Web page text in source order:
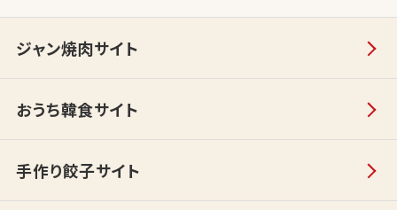
ジャン焼肉サイト
おうち韓食サイト
手作り餃子サイト